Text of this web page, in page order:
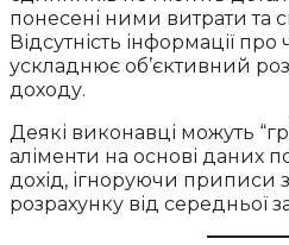
понесені ними витрати та
Відсутність інформації
ускладнює об’єктивний
доходу.
Деякі виконавці можуть
аліменти на основі даних
дохід, ігноруючи приписи
розрахунку від середньої